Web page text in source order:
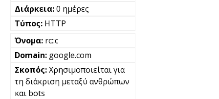
0 ημέρες
HTTP
rc::c
google.com
Χρησιμοποιείται για
τη διάκριση μεταξύ ανθρώπων
και bots